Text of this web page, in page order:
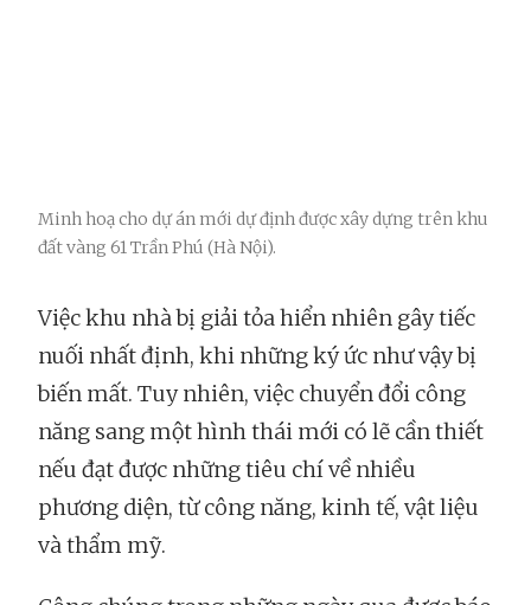
Minh hoạ cho dự án mới dự định được xây dựng trên khu
đất vàng 61 Trần Phú (Hà Nội).
Việc khu nhà bị giải tỏa hiển nhiên gây tiếc
nuối nhất định, khi những ký ức như vậy bị
biến mất. Tuy nhiên, việc chuyển đổi công
năng sang một hình thái mới có lẽ cần thiết
nếu đạt được những tiêu chí về nhiều
phương diện, từ công năng, kinh tế, vật liệu
và thẩm mỹ.